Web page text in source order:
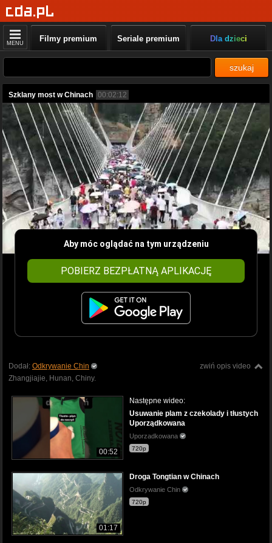
MENU Filmy premium Seriale premium Dla dzieci
szukaj
Szklany most w Chinach 00:02:12
Aby móc oglądać na tym urządzeniu
POBIERZ BEZPŁATNĄ APLIKACJĘ
zwiń opis video
Dodał: Odkrywanie Chin
Zhangjiajie, Hunan, Chiny.
00:52
Następne wideo:
Usuwanie plam z czekolady i tłustych
Uporządkowana
Uporzadkowana
720p
01:17
Droga Tongtian w Chinach
Odkrywanie Chin
720p